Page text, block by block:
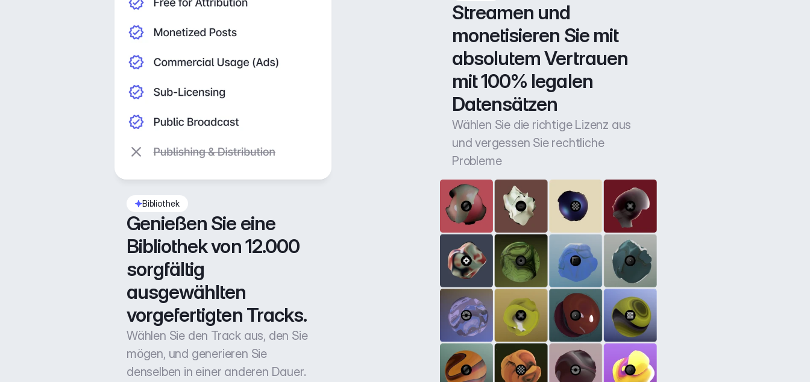
Streamen und
monetisieren Sie mit
absolutem Vertrauen
mit 100% legalen
Datensätzen
Wählen Sie die richtige Lizenz aus
und vergessen Sie rechtliche
Probleme
Bibliothek
Genießen Sie eine
Bibliothek von 12.000
sorgfältig
ausgewählten
vorgefertigten Tracks.
Wählen Sie den Track aus, den Sie
mögen, und generieren Sie
denselben in einer anderen Dauer.